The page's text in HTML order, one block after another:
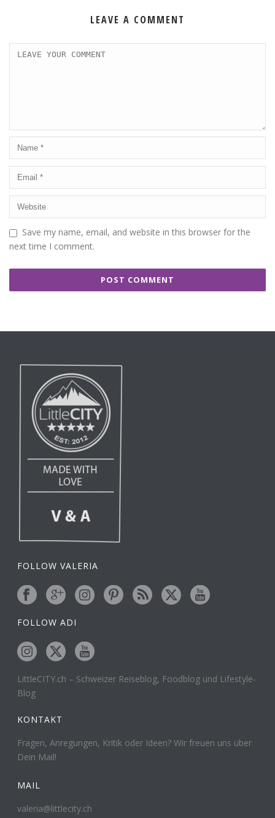
LEAVE A COMMENT
Save my name, email, and website in this browser for the
next time I comment.
FOLLOW VALERIA
FOLLOW ADI
LittleCITY.ch – Schweizer Reiseblog, Foodblog und Lifestyle-
Blog
KONTAKT
Fragen, Anregungen, Kritik oder Ideen? Wir freuen uns über
Dein Mail!
MAIL
valeria@littlecity.ch